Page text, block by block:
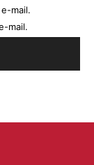
mail.
mail.